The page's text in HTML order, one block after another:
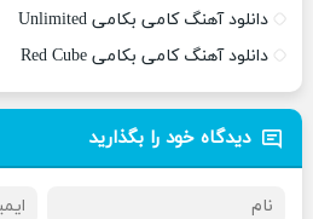
دانلود آهنگ کامی بکامی Unlimited
دانلود آهنگ کامی بکامی Red Cube
دیدگاه خود را بگذارید